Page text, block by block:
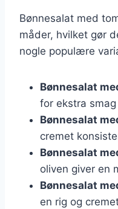
Bønnesalat med
måder, hvilket gør
nogle populære
Bønnesalat
for ekstra
Bønnesalat
cremet
Bønnesalat
oliven giver en
Bønnesalat
en rig og